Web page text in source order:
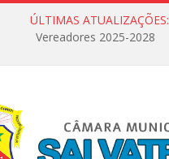
ÚLTIMAS ATUALIZAÇÕES:
Vereadores 2025-2028